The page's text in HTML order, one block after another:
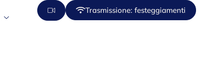
Trasmissione: festeggiamenti